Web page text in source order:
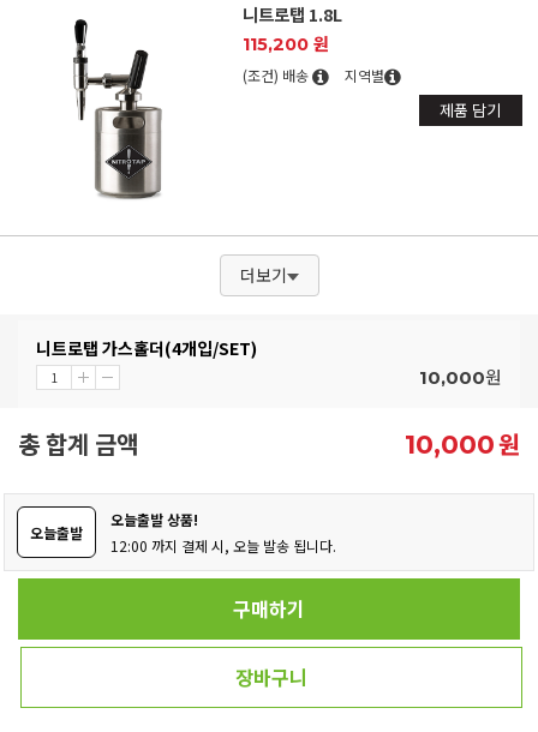
니트로탭 1.8L
115,200 원
(조건) 배송 지역별
제품 담기
더보기
니트로탭 가스홀더(4개입/SET)
10,000원
총 합계 금액 10,000원
오늘출발
오늘출발 상품!
12:00 까지 결제 시, 오늘 발송 됩니다.
구매하기
장바구니